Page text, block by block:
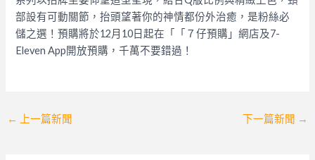
部設有可動關節，抬頭望著你的神情都份外治癒，是粉絲必
儲之選！預購將於12月10日起在「「７仔預購」網店及7-
Eleven App開放預購，千萬不要錯過！
Post
← 上一篇新聞 下一篇新聞 →